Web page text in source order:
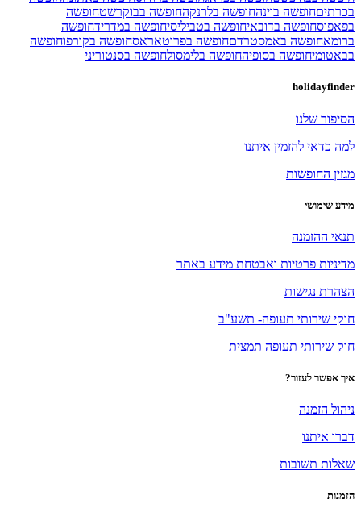
בכרתיםחופשה בוינהחופשה בלרנקהחופשה בבוקרשטחופשה
בפאפוסחופשה בדובאיחופשה בטביליסיחופשה במדרידחופשה
ברומאחופשה באמסטרדםחופשה בפרוטאראסחופשה בקורפוחופשה
בבאטומיחופשה בסופיהחופשה בלימסולחופשה בסנטוריני
holidayfinder
הסיפור שלנו
למה כדאי להזמין איתנו
מגזין החופשות
מידע שימושי
תנאי ההזמנה
מדיניות פרטיות ואבטחת מידע באתר
הצהרת נגישות
חוקי שירותי תעופה- תשע"ב
חוק שירותי תעופה תמצית
איך אפשר לעזור?
ניהול הזמנה
דברו איתנו
שאלות תשובות
הזמנות